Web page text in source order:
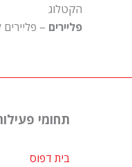
הקטלוג
פליירים –
תחומי
בית דפוס